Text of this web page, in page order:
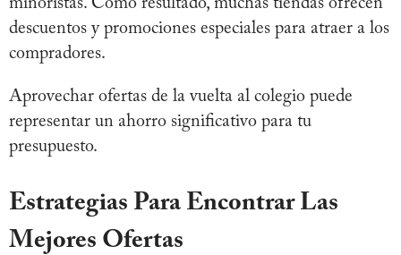
minoristas. Como resultado, muchas tiendas ofrecen
descuentos y promociones especiales para atraer a los
compradores.
Aprovechar ofertas de la vuelta al colegio puede
representar un ahorro significativo para tu
presupuesto.
Estrategias Para Encontrar Las
Mejores Ofertas